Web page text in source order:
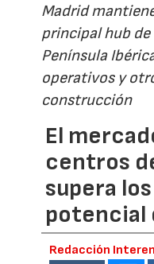
Madrid
principal hub
Península
operativos y
construcción
El
centros
supera
potencial
Redacción